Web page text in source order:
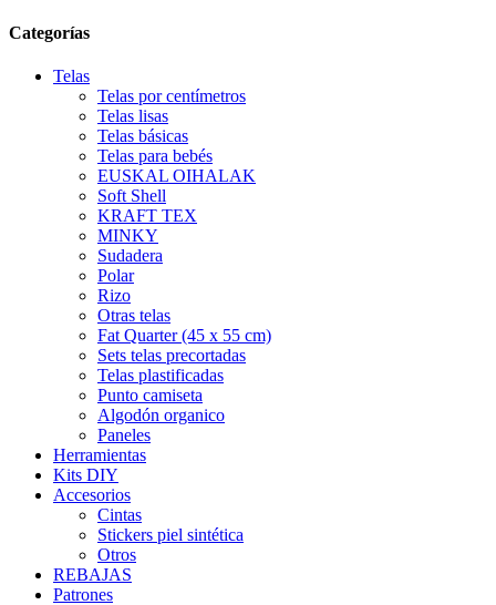
Categorías
Telas
Telas por centímetros
Telas lisas
Telas básicas
Telas para bebés
EUSKAL OIHALAK
Soft Shell
KRAFT TEX
MINKY
Sudadera
Polar
Rizo
Otras telas
Fat Quarter (45 x 55 cm)
Sets telas precortadas
Telas plastificadas
Punto camiseta
Algodón organico
Paneles
Herramientas
Kits DIY
Accesorios
Cintas
Stickers piel sintética
Otros
REBAJAS
Patrones